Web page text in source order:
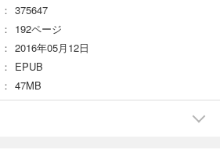
375647
192ページ
2016年05月12日
EPUB
47MB